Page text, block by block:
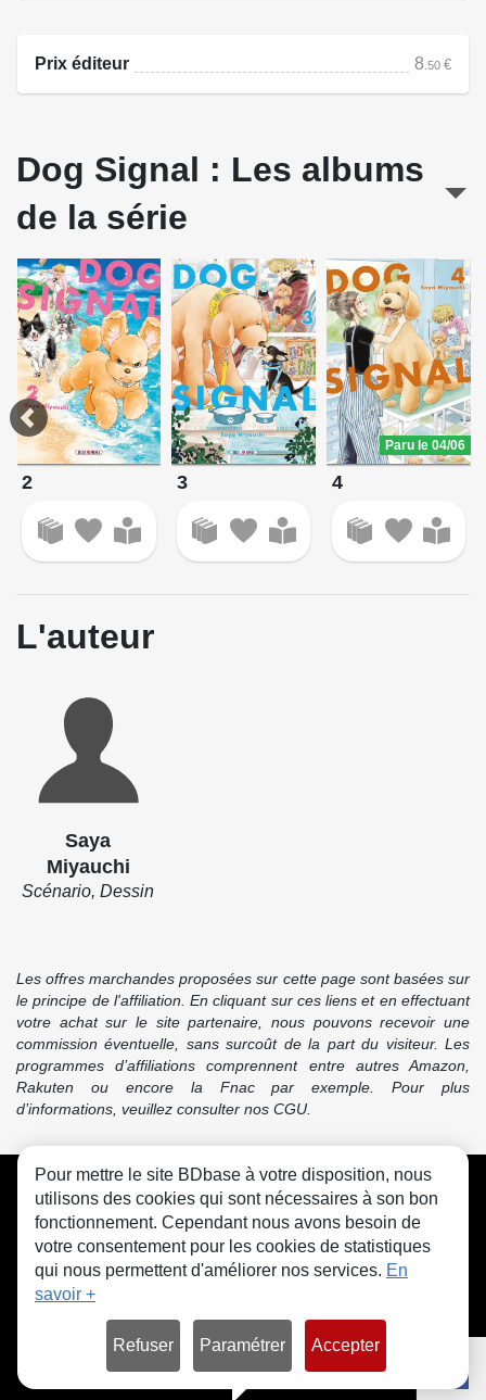
Prix éditeur 8 .50 €
Dog Signal : Les albums
de la série
2 3
Paru le 04/06
4
L'auteur
Saya
Miyauchi
Scénario, Dessin
Les offres marchandes proposées sur cette page sont basées sur
le principe de l'affiliation. En cliquant sur ces liens et en effectuant
votre achat sur le site partenaire, nous pouvons recevoir une
commission éventuelle, sans surcoût de la part du visiteur. Les
programmes d’affiliations comprennent entre autres Amazon,
Rakuten ou encore la Fnac par exemple. Pour plus
d’informations, veuillez consulter nos CGU.
CGU FAQ Contact Cookies
Pour mettre le site BDbase à votre disposition, nous
utilisons des cookies qui sont nécessaires à son bon
fonctionnement. Cependant nous avons besoin de
votre consentement pour les cookies de statistiques
qui nous permettent d'améliorer nos services. En
savoir +
Refuser Paramétrer Accepter